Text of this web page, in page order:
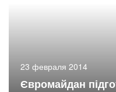
23 февраля 2014
Євромайдан